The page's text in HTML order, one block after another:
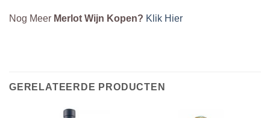
Nog Meer Merlot Wijn Kopen? Klik Hier
GERELATEERDE PRODUCTEN